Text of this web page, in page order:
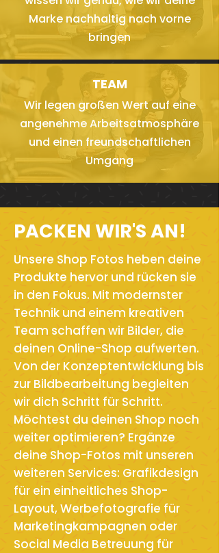
Marke nachhaltig nach vorne
bringen
TEAM
Wir legen großen Wert auf eine
angenehme Arbeitsatmosphäre
und einen freundschaftlichen
Umgang
PACKEN WIR'S AN!
Unsere Shop Fotos heben deine
Produkte hervor und rücken sie
in den Fokus. Mit modernster
Technik und einem kreativen
Team schaffen wir Bilder, die
deinen Online-Shop aufwerten.
Von der Konzeptentwicklung bis
zur Bildbearbeitung begleiten
wir dich Schritt für Schritt.
Möchtest du deinen Shop noch
weiter optimieren? Ergänze
deine Shop-Fotos mit unseren
weiteren Services: Grafikdesign
für ein einheitliches Shop-
Layout, Werbefotografie für
Marketingkampagnen oder
Social Media Betreuung für